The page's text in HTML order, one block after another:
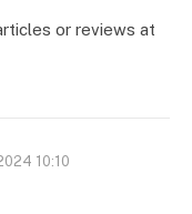
or reviews at
10:10